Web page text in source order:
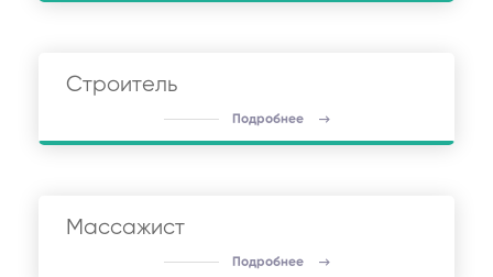
Строитель
Подробнее
Массажист
Подробнее